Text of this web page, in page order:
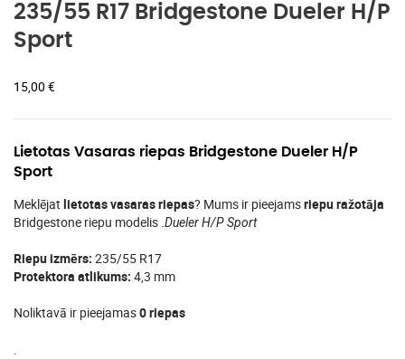
235/55 R17 Bridgestone Dueler H/P
Sport
15,00 €
Lietotas Vasaras riepas Bridgestone Dueler H/P
Sport
Meklējat lietotas vasaras riepas? Mums ir pieejamsriepu ražotāja
Bridgestone riepu modelis .Dueler H/P Sport
Riepu izmērs: 235/55 R17
Protektora atlikums: 4,3 mm
Noliktavā ir pieejamas0 riepas
.